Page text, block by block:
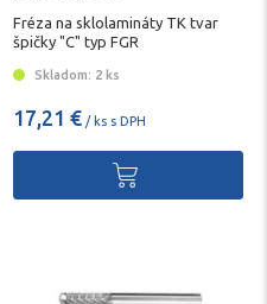
Fréza na sklolamináty TK tvar
špičky "C" typ FGR
Skladom: 2 ks
17,21 € / ks s DPH